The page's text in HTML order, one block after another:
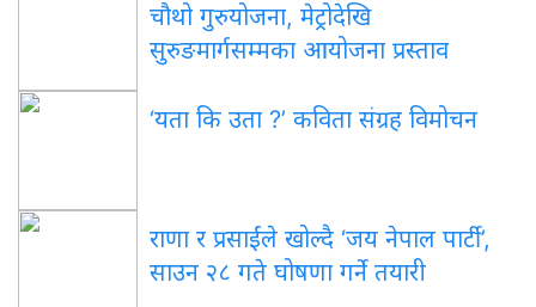
चौथो गुरुयोजना, मेट्रोदेखि
सुरुङमार्गसम्मका आयोजना प्रस्ताव
‘यता कि उता ?’ कविता संग्रह विमोचन
राणा र प्रसाईंले खोल्दै ‘जय नेपाल पार्टी’,
साउन २८ गते घोषणा गर्ने तयारी